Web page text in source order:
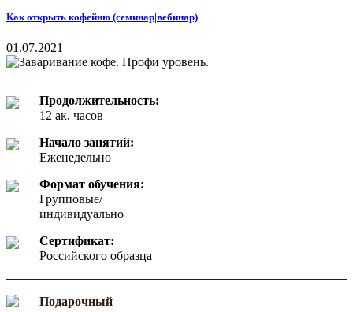
Как открыть кофейню (семинар|вебинар)
01.07.2021
Продолжительность:
12 ак. часов
Начало занятий:
Еженедельно
Формат обучения:
Групповые/
индивидуально
Сертификат:
Российского образца
Подарочный